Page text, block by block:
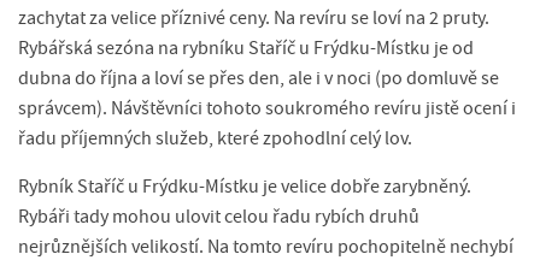
zachytat za velice příznivé ceny. Na revíru se loví na 2 pruty.
Rybářská sezóna na rybníku Staříč u Frýdku-Místku je od
dubna do října a loví se přes den, ale i v noci (po domluvě se
správcem). Návštěvníci tohoto soukromého revíru jistě ocení i
řadu příjemných služeb, které zpohodlní celý lov.
Rybník Staříč u Frýdku-Místku je velice dobře zarybněný.
Rybáři tady mohou ulovit celou řadu rybích druhů
nejrůznějších velikostí. Na tomto revíru pochopitelně nechybí